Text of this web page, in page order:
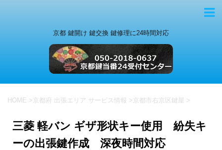
京都 鍵開け 鍵交換 鍵修理に24時間対応
HOME >京都府 出張エリア サービス情報 >京都市右京区鍵屋 >
三菱 軽バン ギザ形状キー使用 紛失キ
ーの出張鍵作成 深夜時間対応